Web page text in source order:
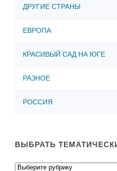
ДРУГИЕ СТРАНЫ
ЕВРОПА
КРАСИВЫЙ САД НА ЮГЕ
РАЗНОЕ
РОССИЯ
ВЫБРАТЬ